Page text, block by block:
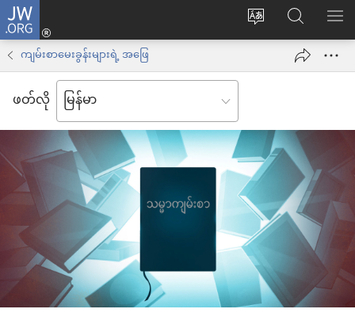
JW.ORG
ဝ
ဘာသာစကား
ကို
ပြောင်း
ပါ
Log
in
အသစ်
ဖွ
င့်
နေ
ပါ
တယ်)
JW.ORG
ရှာ
ကျမ်းစာမေးခွန်းများရဲ့ အဖြေ
ဖတ်လို